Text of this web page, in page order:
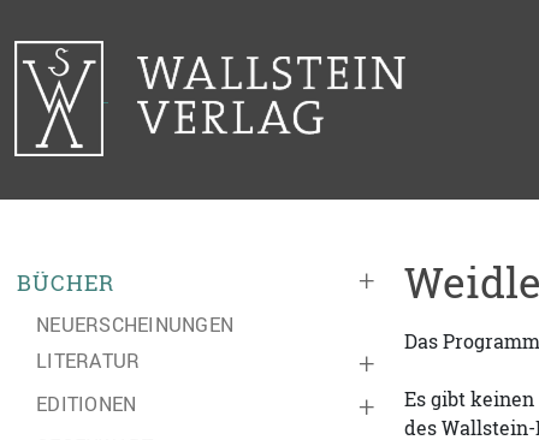
+
BÜCHER
NEUERSCHEINUNGEN
+
LITERATUR
+
EDITIONEN
Das
Es gibt
des